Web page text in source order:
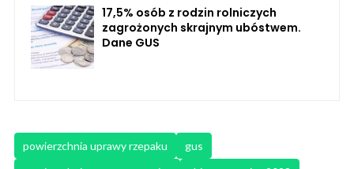
17,5% osób z rodzin rolniczych
zagrożonych skrajnym ubóstwem.
Dane GUS
powierzchnia uprawy rzepaku
gus